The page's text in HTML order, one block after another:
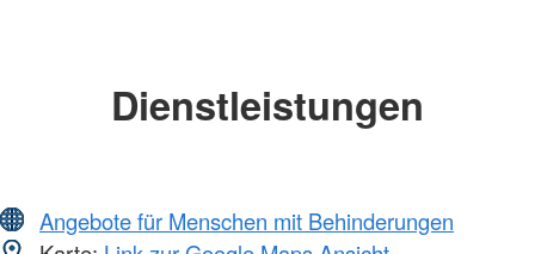
Dienstleistungen
Angebote für Menschen mit Behinderungen